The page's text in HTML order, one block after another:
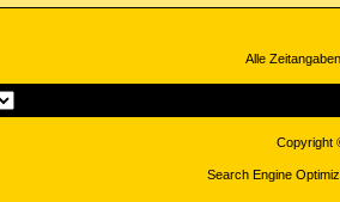
Alle
Copyright
Search Engine